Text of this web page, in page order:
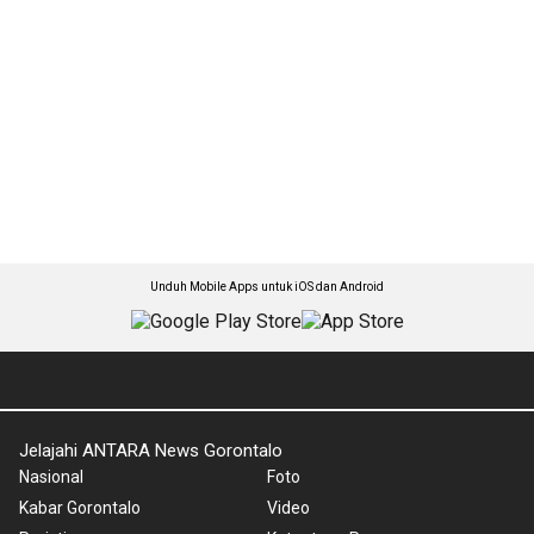
Unduh Mobile Apps untuk iOS dan Android
Jelajahi ANTARA News Gorontalo
Nasional
Kabar Gorontalo
Foto
Video